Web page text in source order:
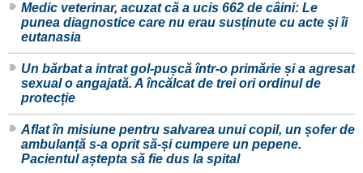
Medic veterinar, acuzat că a ucis 662 de câini: Le
punea diagnostice care nu erau susținute cu acte și îi
eutanasia
Un bărbat a intrat gol-pușcă într-o primărie și a agresat
sexual o angajată. A încălcat de trei ori ordinul de
protecție
Aflat în misiune pentru salvarea unui copil, un șofer de
ambulanță s-a oprit să-și cumpere un pepene.
Pacientul aștepta să fie dus la spital